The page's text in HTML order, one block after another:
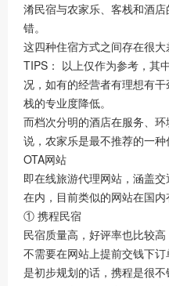
淆民宿与农家乐、客栈和酒
错。
这四种住宿方式之间存在很大
TIPS： 以上仅作为参考，其
况，如有的经营者有理想有
栈的专业度降低。
而档次分明的酒店在服务、
说，农家乐是最不推荐的一种
OTA网站
即在线旅游代理网站，涵盖
在内，目前类似的网站在国内
① 携程民宿
民宿质量高，好评率也比较
不需要在网站上提前交钱下
是初步规划的话，携程是很不